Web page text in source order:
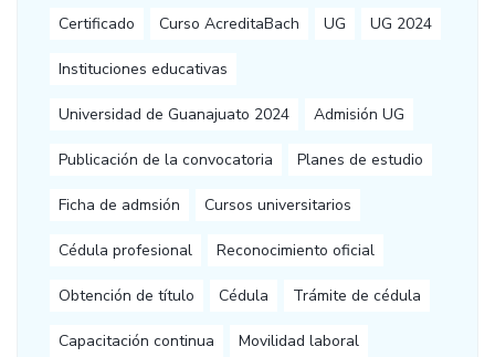
Certificado Curso AcreditaBach UG UG 2024
Instituciones educativas
Universidad de Guanajuato 2024 Admisión UG
Publicación de la convocatoria Planes de estudio
Ficha de admsión Cursos universitarios
Cédula profesional Reconocimiento oficial
Obtención de título Cédula Trámite de cédula
Capacitación continua Movilidad laboral